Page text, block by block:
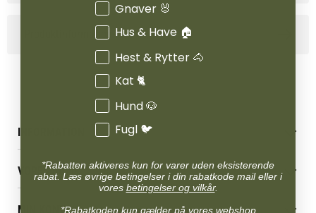
Produktinformation
INFORMATION
Reklamations- & fortrydelsesret
Levering & afhentning
Følg din bestilling
VORES BUTIK
MIN KONTO
Gnaver 🐰
Hus & Have 🏠
Hest & Rytter 🐴
Kat 🐈
Hund 🐶
Fugl 🐦
*Rabatten aktiveres kun for varer uden eksisterende
rabat. Læs øvrige betingelser i din rabatkode mail eller i
vores betingelser og vilkår.
*Rabatkoden kun gælder på vores webshop